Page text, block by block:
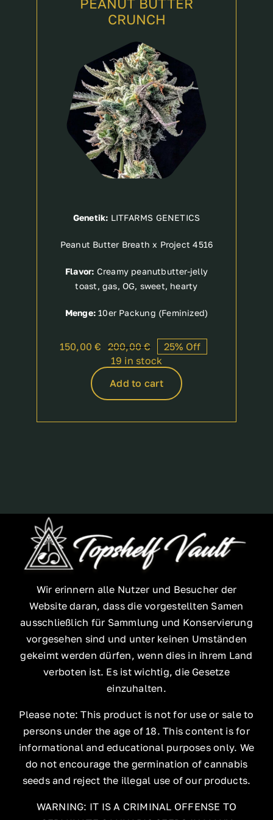
PEANUT BUTTER
CRUNCH
Genetik: LITFARMS GENETICS
Peanut Butter Breath x Project 4516
Flavor: Creamy peanutbutter-jelly
toast, gas, OG, sweet, hearty
Menge: 10er Packung (Feminized)
200,00€Original
price
200,00 €.
150,00€
Current
price
150,00 €.
25% Off
19 in stock
Add to cart
Wir erinnern alle Nutzer und Besucher der
Website daran, dass die vorgestellten Samen
ausschließlich für Sammlung und Konservierung
vorgesehen sind und unter keinen Umständen
gekeimt werden dürfen, wenn dies in ihrem Land
verboten ist. Es ist wichtig, die Gesetze
einzuhalten.
Please note: This product is not for use or sale to
persons under the age of 18. This content is for
informational and educational purposes only. We
do not encourage the germination of cannabis
seeds and reject the illegal use of our products.
WARNING: IT IS A CRIMINAL OFFENSE TO